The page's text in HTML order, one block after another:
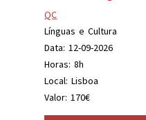
QC
Línguas e Cultura
Data: 12-09-2026
Horas: 8h
Local: Lisboa
Valor: 170€